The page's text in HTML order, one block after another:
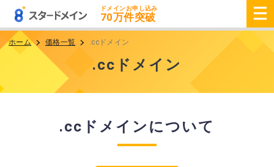
ドメインお申し込み
70万件突破
ホーム 価格一覧 .ccドメイン
.ccドメイン
.ccドメインについて